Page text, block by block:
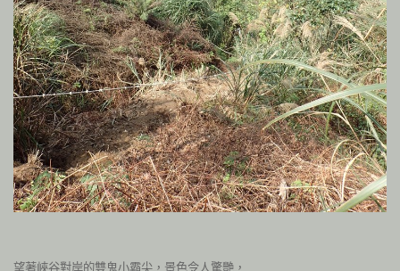
望著峽谷對岸的雙鬼小霸尖，景色令人驚艷，